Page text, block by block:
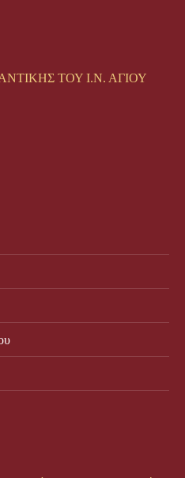
ΤΟΥ Ι.Ν. ΑΓΙΟΥ